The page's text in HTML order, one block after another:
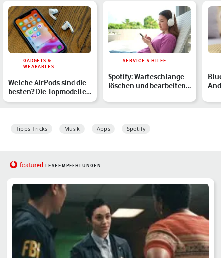
GADGETS &
WEARABLES
Welche AirPods sind die
besten? Die Topmodelle
im Überblick
SERVICE & HILFE
Spotify: Warteschlange
löschen und bearbeiten
Tipps-Tricks Musik Apps Spotify
featured LESEEMPFEHLUNGEN